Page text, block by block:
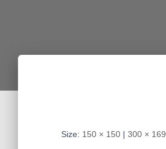
Size: 150 × 150 | 300 × 169